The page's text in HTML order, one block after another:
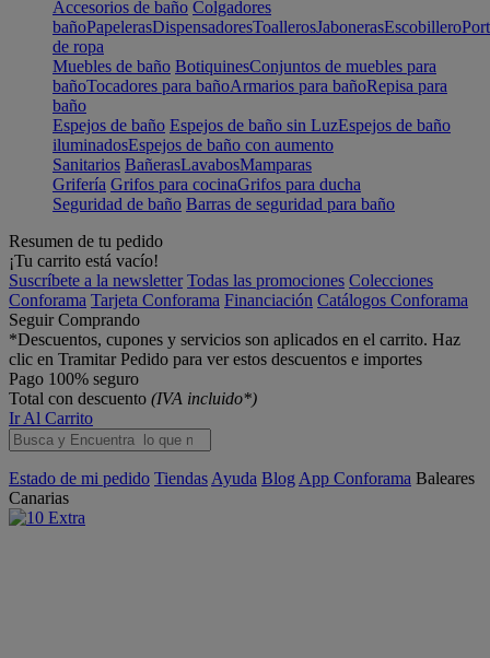
Accesorios de baño Colgadores
bañoPapelerasDispensadoresToallerosJabonerasEscobillero
de ropa
Muebles de baño BotiquinesConjuntos de muebles para
bañoTocadores para bañoArmarios para bañoRepisa para
baño
Espejos de baño Espejos de baño sin LuzEspejos de baño
iluminadosEspejos de baño con aumento
Sanitarios BañerasLavabosMamparas
Grifería Grifos para cocinaGrifos para ducha
Seguridad de baño Barras de seguridad para baño
Resumen de tu pedido
¡Tu carrito está vacío!
Suscríbete a la newsletter Todas las promociones Colecciones
Conforama Tarjeta Conforama Financiación Catálogos Conforama
Seguir Comprando
*Descuentos, cupones y servicios son aplicados en el carrito. Haz
clic en Tramitar Pedido para ver estos descuentos e importes
Pago 100% seguro
Total con descuento (IVA incluido*)
Ir Al Carrito
Estado de mi pedido Tiendas Ayuda Blog App Conforama Baleares
Canarias